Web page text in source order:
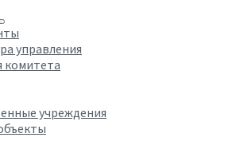
управления
комитета
учреждения